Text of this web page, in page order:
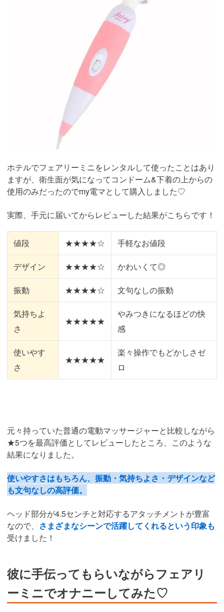
ホテルでフェアリーミニをレンタルして使ったことはあり
ますが、衛生面が気になってコンドーム&下着の上からの
使用のみだったのでmy電マとして購入しました♡
実際、手元に届いてからレビューした結果がこちらです！
値段 ★★★★☆ 手軽なお値段
デザイン ★★★★☆ かわいくて◎
振動 ★★★★☆ 文句なしの振動
気持ちよ
さ
★★★★★
やみつきになるほどの快
感
使いやす
さ
★★★★★
楽々操作でもどかしさゼ
ロ
元々持っていた普通の電動マッサージャーと比較しながら
★5つを最高評価としてレビューしたところ、このような
結果になりました。
使いやすさはもちろん、振動・気持ちよさ・デザインなど
も文句なしの高評価。
ヘッド部分が4.5センチと対応するアタッチメントが豊富
なので、 さまざまなシーンで活躍してくれるという印象も
受けました！
彼に手伝ってもらいながらフェアリ
ーミニでオナニーしてみた♡